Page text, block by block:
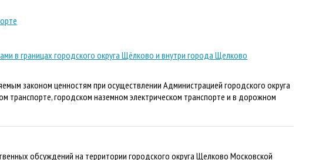
в границах городского округа Щёлково и внутри города Щелково
законом ценностям при осуществлении Администрацией городского округа
городском наземном электрическом транспорте и в дорожном
обсуждений на территории городского округа Щелково Московской